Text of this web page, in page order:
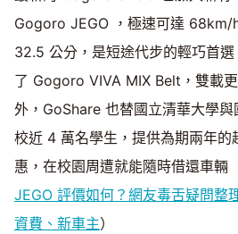
Gogoro JEGO ，極速可達 68km/
32.5 公分，是短途代步的輕巧首
了 Gogoro VIVA MIX Belt，雙載
外，GoShare 也替國立清華大學
校近 4 萬名學生，提供為期兩年
惠，在校園周遭就能隨時借還車輛
JEGO 評價如何？網友毒舌疑問整
資費、新車主）